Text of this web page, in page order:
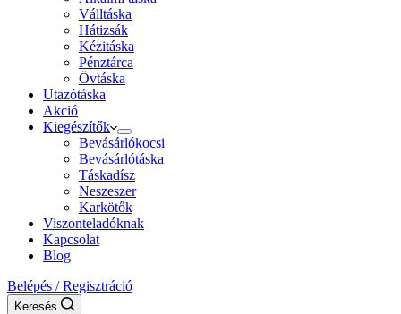
Válltáska
Hátizsák
Kézitáska
Pénztárca
Övtáska
Utazótáska
Akció
Kiegészítők
Bevásárlókocsi
Bevásárlótáska
Táskadísz
Neszeszer
Karkötők
Viszonteladóknak
Kapcsolat
Blog
Belépés / Regisztráció
Keresés